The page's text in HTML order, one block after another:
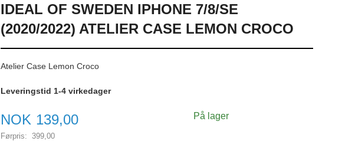
IDEAL OF SWEDEN IPHONE 7/8/SE
(2020/2022) ATELIER CASE LEMON CROCO
Atelier Case Lemon Croco
Leveringstid 1-4 virkedager
Tilbud
NOK 139,00
Førpris: 399,00
På lager